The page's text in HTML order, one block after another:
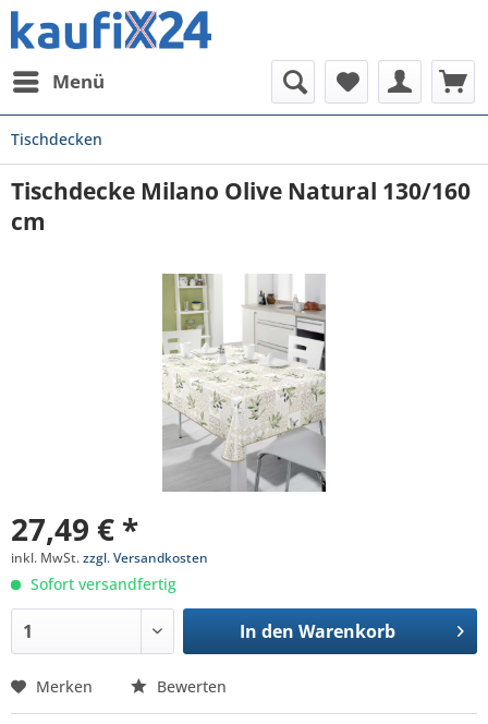
Menü
Tischdecken
Tischdecke Milano Olive Natural 130/160
cm
27,49 € *
inkl. MwSt.zzgl. Versandkosten
Sofort versandfertig
In den Warenkorb
Merken Bewerten